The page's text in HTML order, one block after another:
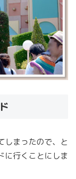
しまったので、と
に行くことにしま